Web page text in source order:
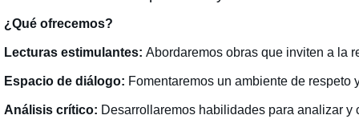
¿Qué ofrecemos?
Lecturas estimulantes: Abordaremos obras que inviten a la
Espacio de diálogo: Fomentaremos un ambiente de
Análisis crítico: Desarrollaremos habilidades para analizar